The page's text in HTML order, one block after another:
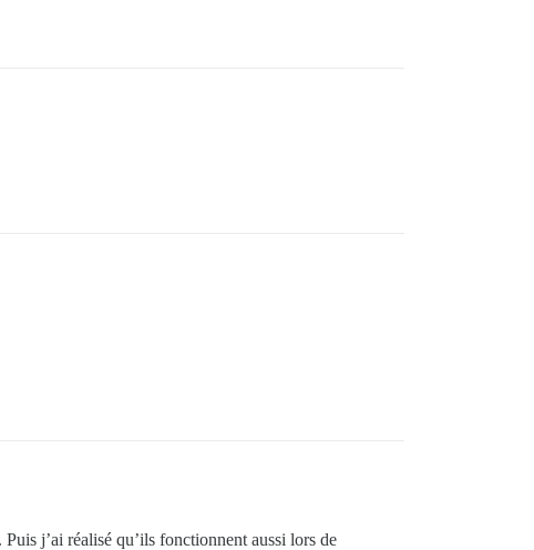
j’ai réalisé qu’ils fonctionnent aussi lors de